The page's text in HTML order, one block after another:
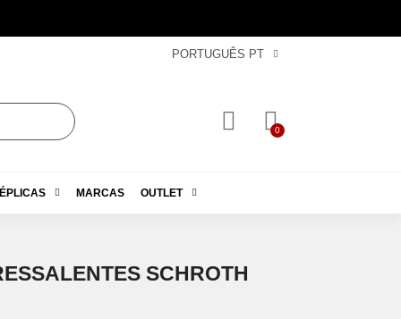
PORTUGUÊS PT
MARCAS OUTLET
SCHROTH